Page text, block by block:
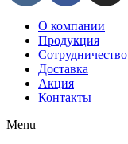
О компании
Продукция
Сотрудничество
Доставка
Акция
Контакты
Menu